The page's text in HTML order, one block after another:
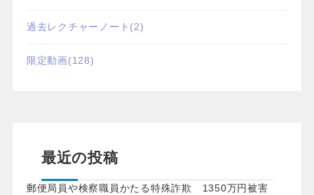
過去レクチャーノート (2)
限定動画(128)
最近の投稿
郵便局員や検察職員かたる特殊詐欺 1350万円被害